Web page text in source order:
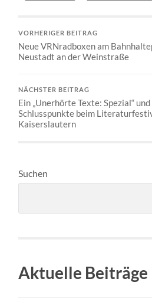
VORHERIGER BEITRAG
Neue VRNradboxen am
Neustadt an der Weinstraße
NÄCHSTER BEITRAG
Ein „Unerhörte Texte: Spezial“
Schlusspunkte beim
Kaiserslautern
Suchen
Aktuelle Beiträge